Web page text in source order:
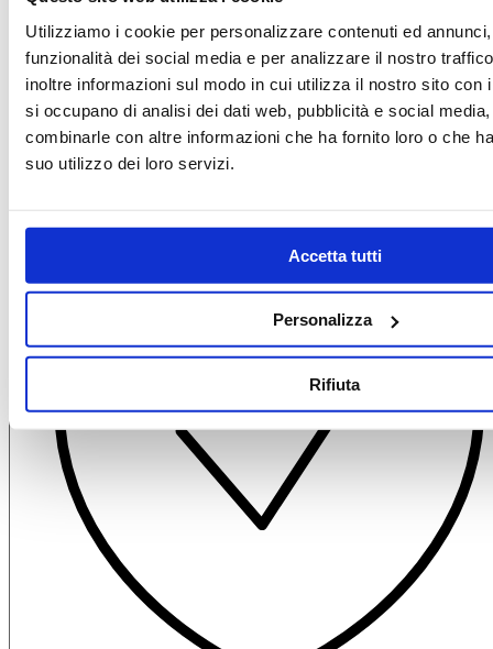
Utilizziamo i cookie per personalizzare contenuti ed
funzionalità dei social media e per analizzare il nostro
inoltre informazioni sul modo in cui utilizza il nostro sito con
si occupano di analisi dei dati web, pubblicità e social
combinarle con altre informazioni che ha fornito loro o che
suo utilizzo dei loro servizi.
Accetta tutti
Personalizza
Rifiuta
Richiedi assistenza
Richiedi assistenza
Contattaci su WhatsApp